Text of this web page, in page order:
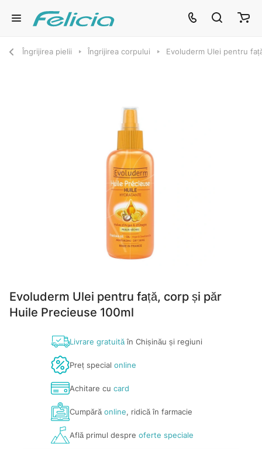
Îngrijirea pielii Îngrijirea corpului Evoluderm Ulei pentru
Evoluderm Ulei pentru față, corp și păr
Huile Precieuse 100ml
Livrare gratuităîn Chișinău și regiuni
Preț special online
Achitare cu card
Cumpărăonline, ridică în farmacie
Află primul despre oferte speciale